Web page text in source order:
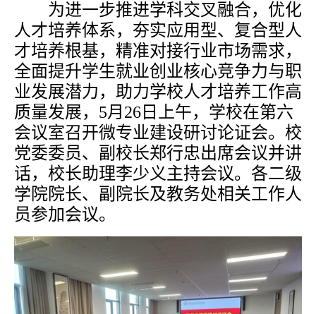
为进一步推进学科交叉融合，优化
人才培养体系，夯实应用型、复合型人
才培养根基，精准对接行业市场需求，
全面提升学生就业创业核心竞争力与职
业发展潜力，助力学校人才培养工作高
质量发展， 5月26日上午，学校在第六
会议室召开微专业建设研讨论证会。校
党委委员、副校长郑行忠出席会议并讲
话，校长助理李少义主持会议。各二级
学院院长、副院长及教务处相关工作人
员参加会议。